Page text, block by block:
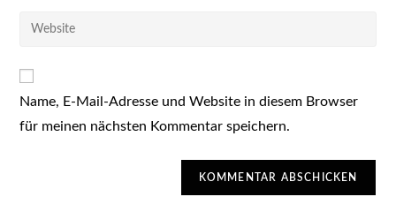
zum
ein
Mail-
Kommentieren
ein
Gib
ein
(optional)
Name, E-Mail-Adresse und Website in diesem Browser
für meinen nächsten Kommentar speichern.